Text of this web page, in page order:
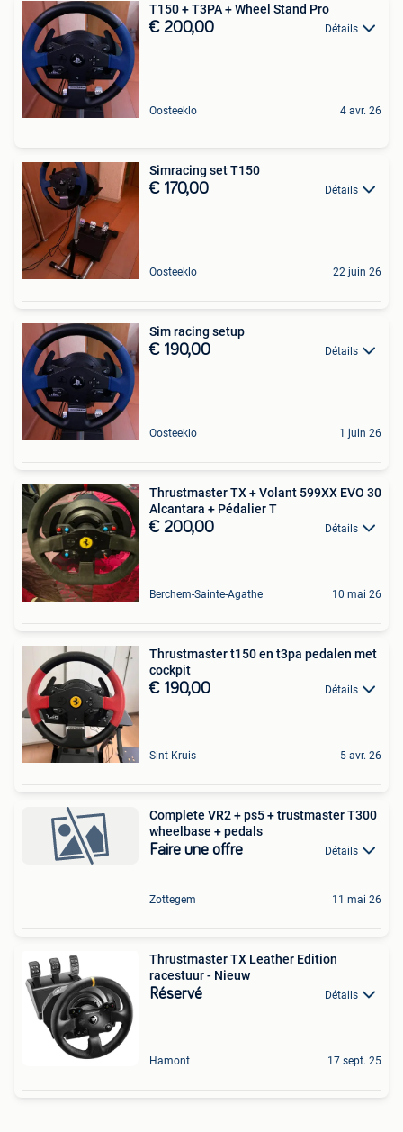
T150 + T3PA + Wheel Stand Pro
€ 200,00 Détails
Oosteeklo 4 avr. 26
Simracing set T150
€ 170,00 Détails
Oosteeklo 22 juin 26
Sim racing setup
€ 190,00 Détails
Oosteeklo 1 juin 26
Thrustmaster TX + Volant 599XX EVO 30
Alcantara + Pédalier T
€ 200,00 Détails
Berchem-Sainte-Agathe 10 mai 26
Thrustmaster t150 en t3pa pedalen met
cockpit
€ 190,00 Détails
Sint-Kruis 5 avr. 26
Complete VR2 + ps5 + trustmaster T300
wheelbase + pedals
Faire une offre Détails
Zottegem 11 mai 26
Thrustmaster TX Leather Edition
racestuur - Nieuw
Réservé Détails
Hamont 17 sept. 25